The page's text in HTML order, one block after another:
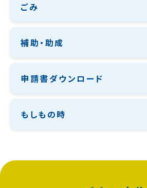
ごみ
補助・助成
申請書ダウンロード
もしもの時